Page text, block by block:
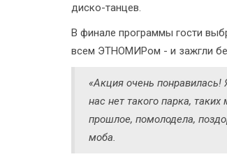
диско-танцев.
В финале программы гости
всем ЭТНОМИРом - и зажгли
«Акция очень понравилась!
нас нет такого парка,
прошлое, помолодела,
моба.